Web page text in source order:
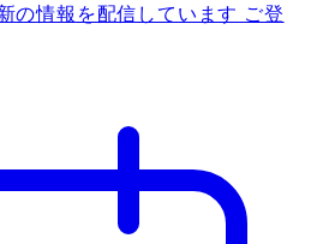
の情報を配信しています ご登